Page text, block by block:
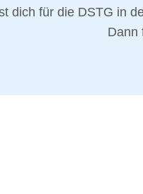
dich für die DSTG in
Dann